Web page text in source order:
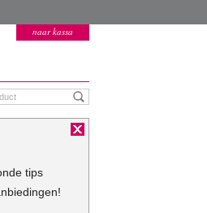
artikelen in de
naar kassa
tips